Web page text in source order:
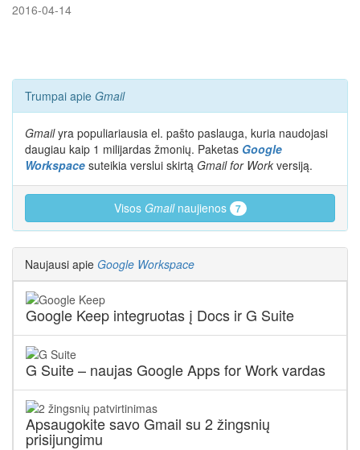
2016-04-14
Trumpai apie Gmail
Gmailyra populiariausia el. pašto paslauga, kuria naudojasi
daugiau kaip 1 milijardas žmonių. Paketas Google
Workspace suteikia verslui skirtą Gmail for Work versiją.
Visos Gmailnaujienos 7
Naujausi apie Google Workspace
Google Keep integruotas į Docs ir G Suite
G Suite – naujas Google Apps for Work vardas
Apsaugokite savo Gmail su 2 žingsnių
prisijungimu